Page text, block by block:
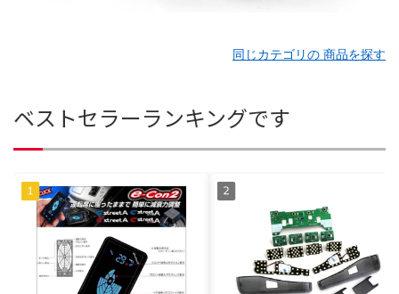
同じカテゴリの 商品を探す
ベストセラーランキングです